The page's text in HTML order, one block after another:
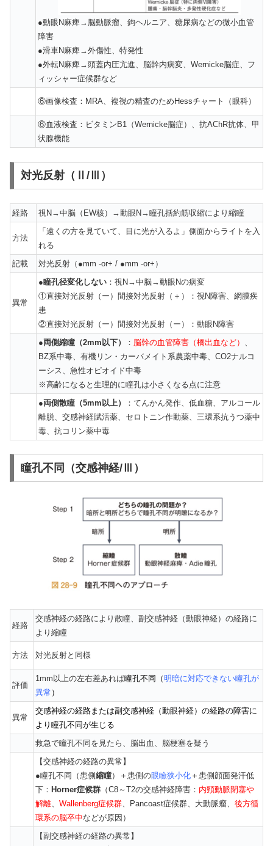
●動眼N麻痺→脳動脈瘤、鉤ヘルニア、糖尿病などの微小血管
障害
●滑車N麻痺→外傷性、特発性
●外転N麻痺→頭蓋内圧亢進、脳幹内病変、Wernicke脳症、フ
ィッシャー症候群など
⑥画像検査：MRA、複視の精査のためHessチャート（眼科）
⑥血液検査：ビタミンB1（Wernicke脳症）、抗AChR抗体、甲
状腺機能
対光反射（Ⅱ/Ⅲ）
経路 視N→中脳（EW核）→動眼N→瞳孔括約筋収縮により縮瞳
方法
「遠くの方を見ていて、目に光が入るよ」側面からライトを入
れる
記載
対光反射（●mm -or+ / ●mm -or+）
異常
●瞳孔径変化しない ：視N→中脳→動眼Nの病変
①直接対光反射（ー）間接対光反射（＋）：視N障害、網膜疾
患
②直接対光反射（ー）間接対光反射（ー）：動眼N障害
●両側縮瞳（2mm以下） ： 脳幹の血管障害（橋出血など）
BZ系中毒、有機リン・カーバメイト系農薬中毒、CO2ナルコ
ーシス、急性オピオイド中毒
※高齢になると生理的に瞳孔は小さくなる点に注意
●両側散瞳（5mm以上）
：てんかん発作、低血糖、アルコール
離脱、交感神経賦活薬、セロトニン作動薬、三環系抗うつ薬中
毒、抗コリン薬中毒
瞳孔不同（交感神経/Ⅲ）
経路
交感神経の経路により散瞳、副交感神経（動眼神経）の経路に
より縮瞳
方法 対光反射と同様
評価
1mm以上の左右差あれば瞳孔不同（明暗に対応できない瞳孔が
異常 ）
異常
交感神経の経路または副交感神経（動眼神経）の経路の障害に
より瞳孔不同が生じる
救急で瞳孔不同を見たら、脳出血、脳梗塞を疑う
【交感神経の経路の異常】
●瞳孔不同（患側 縮瞳）＋患側の眼瞼狭小化 ＋患側顔面発汗低
下： Horner症候群 （C8～T2の交感神経障害： 内頸動脈閉塞や
解離、 Wallenberg症候群、Pancoast症候群、大動脈瘤、 後方循
環系の脳卒中などが原因）
【副交感神経の経路の異常】